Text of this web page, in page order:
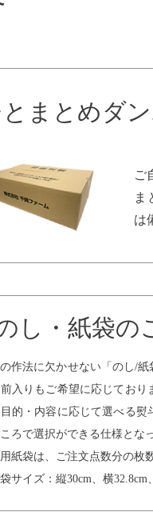
まとめダ
ご
ま
は
し・紙袋の
作法に欠かせない「のし/紙
前入りもご希望に応じてお
目的・内容に応じて選べる
ろで選択ができる仕様とな
紙袋は、ご注文点数分の枚
サイズ：縦30cm、横32.8cm